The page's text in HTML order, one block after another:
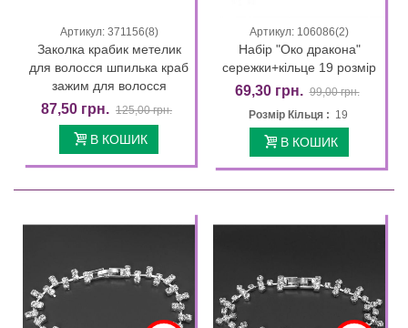
Артикул: 371156(8)
Заколка крабик метелик
для волосся шпилька краб
зажим для волосся
87,50 грн. 125,00 грн.
В КОШИК
Артикул: 106086(2)
Набір "Око дракона"
сережки+кільце 19 розмір
69,30 грн. 99,00 грн.
Розмір Кільця : 19
В КОШИК